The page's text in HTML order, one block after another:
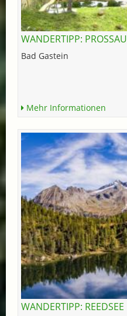
WANDERTIPP: PROSSAU
Bad Gastein
Mehr Informationen
WANDERTIPP: REEDSEE